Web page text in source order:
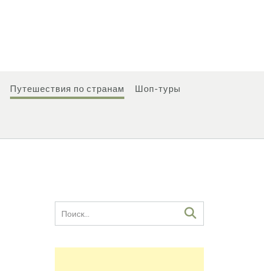
Путешествия по странам Шоп-туры